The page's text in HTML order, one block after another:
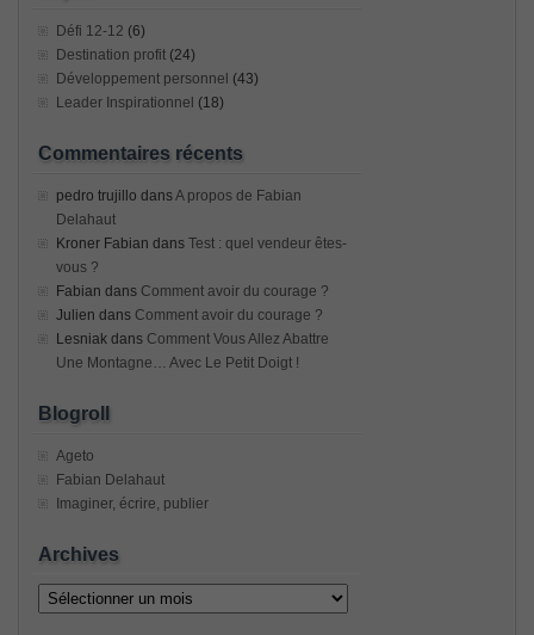
Défi 12-12 (6)
Destination profit (24)
Développement personnel (43)
Leader Inspirationnel (18)
Commentaires récents
pedro trujillo dansA propos de Fabian
Delahaut
Kroner Fabian dans Test : quel vendeur êtes-
vous ?
Fabian dans Comment avoir du courage ?
Julien dans Comment avoir du courage ?
Lesniak dans Comment Vous Allez Abattre
Une Montagne… Avec Le Petit Doigt !
Blogroll
Ageto
Fabian Delahaut
Imaginer, écrire, publier
Archives
Archives